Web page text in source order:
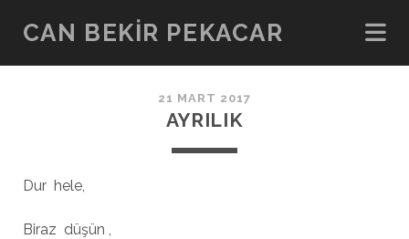
CAN BEKIR PEKACAR
21 MART 2017
AYRILIK
Dur hele,
Biraz düşün ,